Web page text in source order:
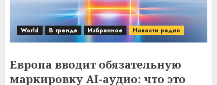
World В тренде Избранное Новости радио
Европа вводит обязательную
маркировку AI-аудио: что это